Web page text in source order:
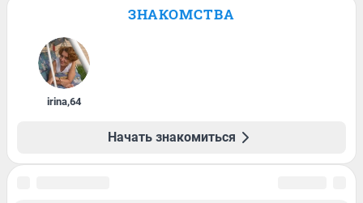
ЗНАКОМСТВА
irina,64
Начать знакомиться